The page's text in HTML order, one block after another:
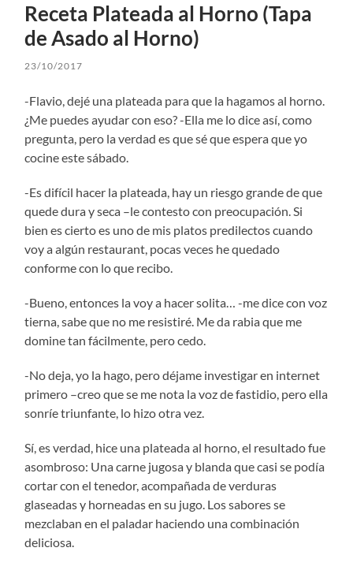
Receta Plateada al Horno (Tapa
de Asado al Horno)
23/10/2017
-Flavio, dejé una plateada para que la hagamos al horno.
¿Me puedes ayudar con eso? -Ella me lo dice así, como
pregunta, pero la verdad es que sé que espera que yo
cocine este sábado.
-Es difícil hacer la plateada, hay un riesgo grande de que
quede dura y seca –le contesto con preocupación. Si
bien es cierto es uno de mis platos predilectos cuando
voy a algún restaurant, pocas veces he quedado
conforme con lo que recibo.
-Bueno, entonces la voy a hacer solita… -me dice con voz
tierna, sabe que no me resistiré. Me da rabia que me
domine tan fácilmente, pero cedo.
-No deja, yo la hago, pero déjame investigar en internet
primero –creo que se me nota la voz de fastidio, pero ella
sonríe triunfante, lo hizo otra vez.
Sí, es verdad, hice una plateada al horno, el resultado fue
asombroso: Una carne jugosa y blanda que casi se podía
cortar con el tenedor, acompañada de verduras
glaseadas y horneadas en su jugo. Los sabores se
mezclaban en el paladar haciendo una combinación
deliciosa.